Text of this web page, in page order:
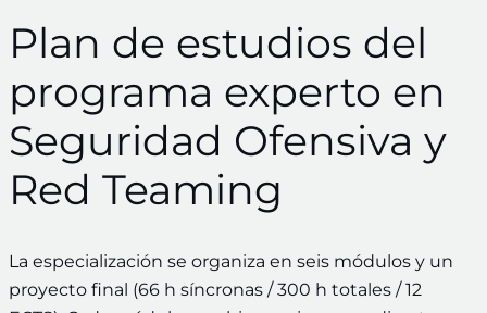
Plan de estudios del
programa experto en
Seguridad Ofensiva y
Red Teaming
La especialización se organiza en seis módulos y un
proyecto final (66 h síncronas / 300 h totales / 12